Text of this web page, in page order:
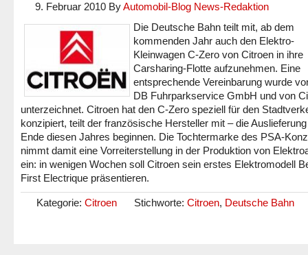
9. Februar 2010 ByAutomobil-Blog News-Redaktion
Die Deutsche Bahn teilt mit, ab dem
kommenden Jahr auch den Elektro-
Kleinwagen C-Zero von Citroen in ihre
Carsharing-Flotte aufzunehmen. Eine
entsprechende Vereinbarung wurde
DB Fuhrparkservice GmbH und von
unterzeichnet. Citroen hat den C-Zero speziell für den
konzipiert, teilt der französische Hersteller mit – die
Ende diesen Jahres beginnen. Die Tochtermarke des PSA-
nimmt damit eine Vorreiterstellung in der Produktion von
ein: in wenigen Wochen soll Citroen sein erstes Elektromodell
First Electrique präsentieren.
Kategorie: Citroen Stichworte: Citroen, Deutsche Bahn